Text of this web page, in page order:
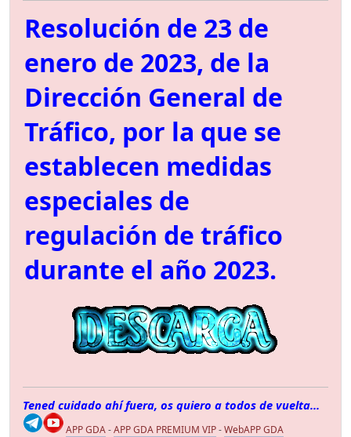
Resolución de 23 de
enero de 2023, de la
Dirección General de
Tráfico, por la que se
establecen medidas
especiales de
regulación de tráfico
durante el año 2023.
Tened cuidado ahí fuera, os quiero a todos de vuelta...
APP GDA-APP GDA PREMIUM VIP-WebAPP GDA